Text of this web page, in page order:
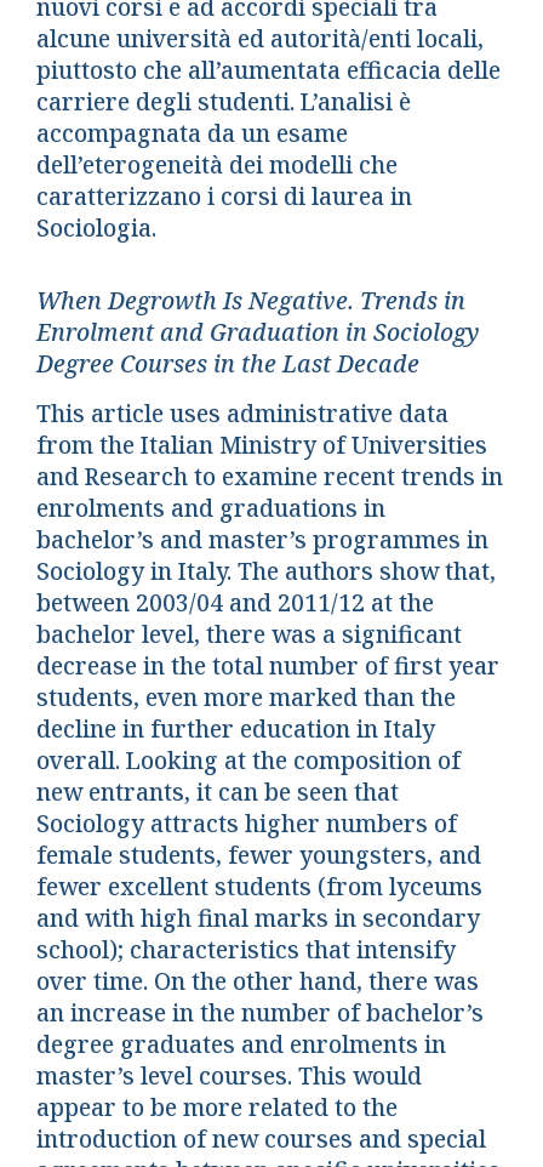
nuovi corsi e ad accordi speciali tra
alcune università ed autorità/enti locali,
piuttosto che all’aumentata efficacia delle
carriere degli studenti. L’analisi è
accompagnata da un esame
dell’eterogeneità dei modelli che
caratterizzano i corsi di laurea in
Sociologia.
When Degrowth Is Negative. Trends in
Enrolment and Graduation in Sociology
Degree Courses in the Last Decade
This article uses administrative data
from the Italian Ministry of Universities
and Research to examine recent trends in
enrolments and graduations in
bachelor’s and master’s programmes in
Sociology in Italy. The authors show that,
between 2003/04 and 2011/12 at the
bachelor level, there was a significant
decrease in the total number of first year
students, even more marked than the
decline in further education in Italy
overall. Looking at the composition of
new entrants, it can be seen that
Sociology attracts higher numbers of
female students, fewer youngsters, and
fewer excellent students (from lyceums
and with high final marks in secondary
school); characteristics that intensify
over time. On the other hand, there was
an increase in the number of bachelor’s
degree graduates and enrolments in
master’s level courses. This would
appear to be more related to the
introduction of new courses and special